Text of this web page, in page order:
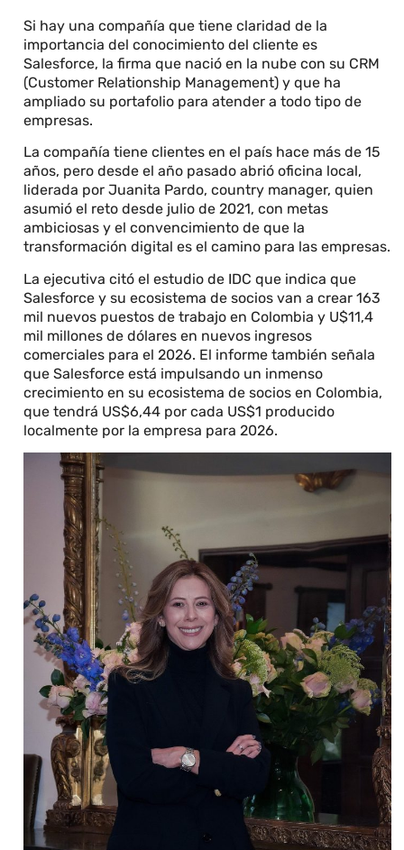
Si hay una compañía que tiene claridad de la
importancia del conocimiento del cliente es
Salesforce, la firma que nació en la nube con su CRM
(Customer Relationship Management) y que ha
ampliado su portafolio para atender a todo tipo de
empresas.
La compañía tiene clientes en el país hace más de 15
años, pero desde el año pasado abrió oficina local,
liderada por Juanita Pardo, country manager, quien
asumió el reto desde julio de 2021, con metas
ambiciosas y el convencimiento de que la
transformación digital es el camino para las empresas.
La ejecutiva citó el estudio de IDC que indica que
Salesforce y su ecosistema de socios van a crear 163
mil nuevos puestos de trabajo en Colombia y U$11,4
mil millones de dólares en nuevos ingresos
comerciales para el 2026. El informe también señala
que Salesforce está impulsando un inmenso
crecimiento en su ecosistema de socios en Colombia,
que tendrá US$6,44 por cada US$1 producido
localmente por la empresa para 2026.